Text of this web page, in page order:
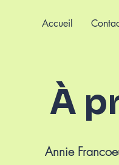
Accueil
À
Annie